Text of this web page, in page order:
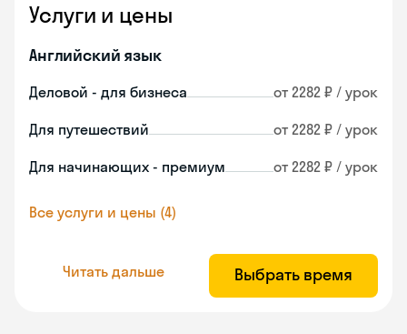
Услуги и цены
Английский язык
Деловой - для бизнеса от 2282 ₽ / урок
Для путешествий от 2282 ₽ / урок
Для начинающих - премиум от 2282 ₽ / урок
Все услуги и цены (4)
Читать дальше Выбрать время